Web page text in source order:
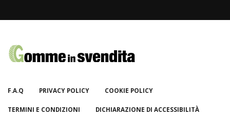
F.A.Q PRIVACY POLICY COOKIE POLICY
TERMINI E CONDIZIONI DICHIARAZIONE DI ACCESSIBILITÀ